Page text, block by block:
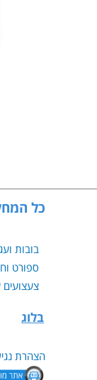
כל
בובות
ספורט
בלוג
הצהרת